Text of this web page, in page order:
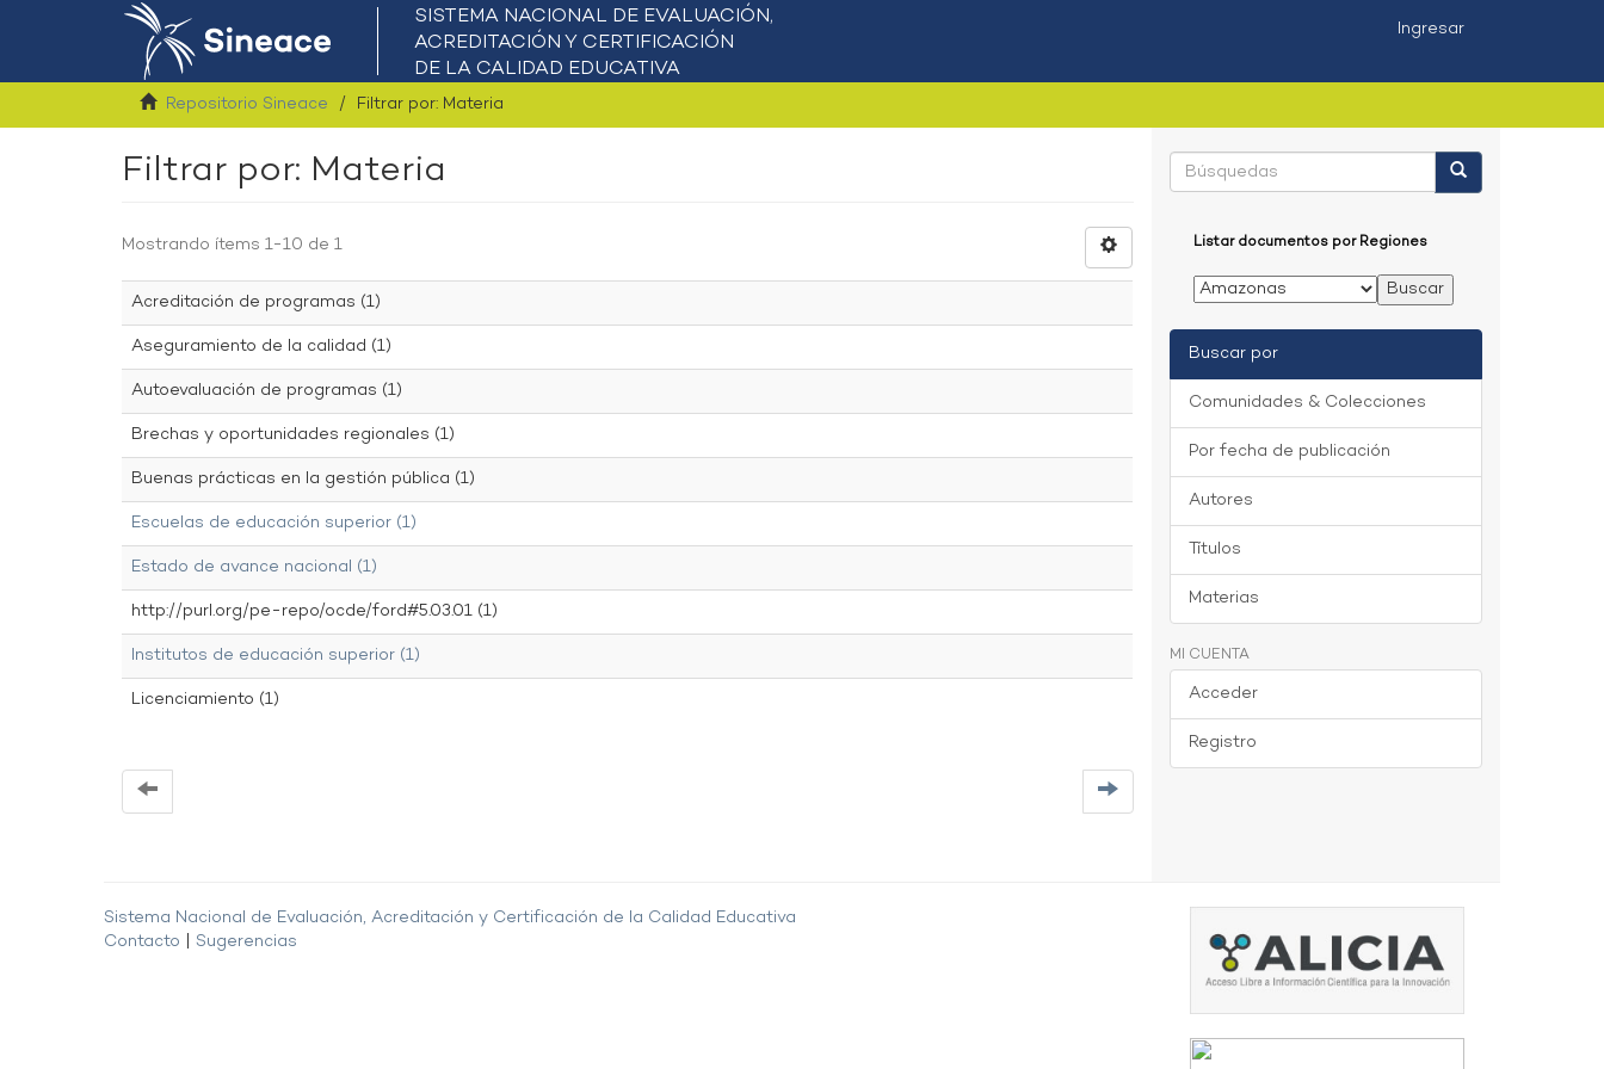
Ingresar
Repositorio Sineace Filtrar por: Materia
Filtrar por: Materia
Mostrando ítems 1-10 de 1
Acreditación de programas (1)
Aseguramiento de la calidad (1)
Autoevaluación de programas (1)
Brechas y oportunidades regionales (1)
Buenas prácticas en la gestión pública (1)
Escuelas de educación superior (1)
Estado de avance nacional (1)
http://purl.org/pe-repo/ocde/ford#5.03.01 (1)
Institutos de educación superior (1)
Licenciamiento (1)
Listar documentos por Regiones
Buscar por
Comunidades & Colecciones
Por fecha de publicación
Autores
Títulos
Materias
MI CUENTA
Acceder
Registro
Sistema Nacional de Evaluación, Acreditación y Certificación de la Calidad Educativa
Contacto
Sugerencias